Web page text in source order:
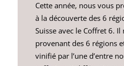
Cette année, nous vous
à la découverte des 6
Suisse avec le Coffret 6.
provenant des 6 régions
vinifié par l’une d’entre